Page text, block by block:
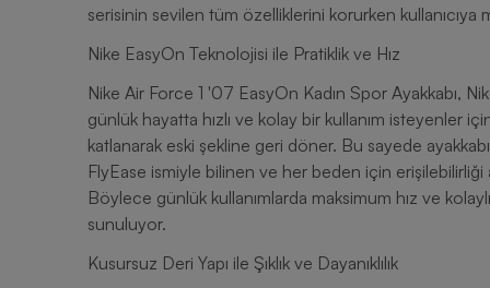
serisinin sevilen tüm özelliklerini korurken
Nike EasyOn Teknolojisi ile Pratiklik ve Hız
Nike Air Force 1 '07 EasyOn Kadın Spor Ayakkabı,
günlük hayatta hızlı ve kolay bir kullanım isteyenler
katlanarak eski şekline geri döner. Bu sayede
FlyEase ismiyle bilinen ve her beden için erişilebilirliği
Böylece günlük kullanımlarda maksimum hız ve
sunuluyor.
Kusursuz Deri Yapı ile Şıklık ve Dayanıklılık